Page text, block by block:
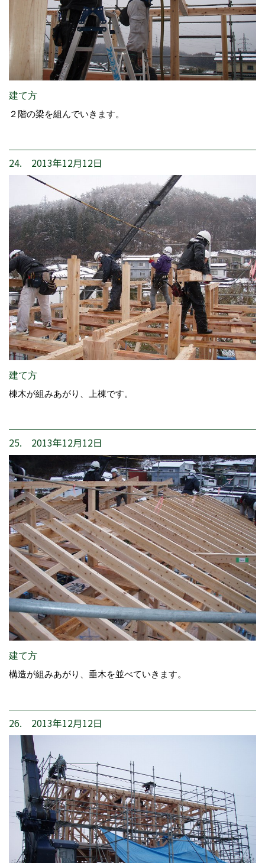
建て方
２階の梁を組んでいきます。
24. 2013年12月12日
建て方
棟木が組みあがり、上棟です。
25. 2013年12月12日
建て方
構造が組みあがり、垂木を並べていきます。
26. 2013年12月12日